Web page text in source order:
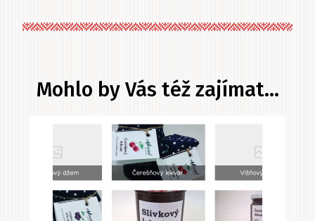
stromu
Mohlo by Vás též zajímat...